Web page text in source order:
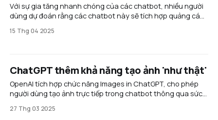
Với sự gia tăng nhanh chóng của các chatbot, nhiều người
dùng dự đoán rằng các chatbot này sẽ tích hợp quảng cáo
các nhà phát triển: làm thế nào để có thể tích hợp quảng
15 Thg 04 2025
ChatGPT thêm khả năng tạo ảnh 'như thật'
OpenAI tích hợp chức năng Images in ChatGPT, cho phép
người dùng tạo ảnh trực tiếp trong chatbot thông qua sức
phát hành ban đầu của Images in ChatGPT chỉ yếu tập
27 Thg 03 2025